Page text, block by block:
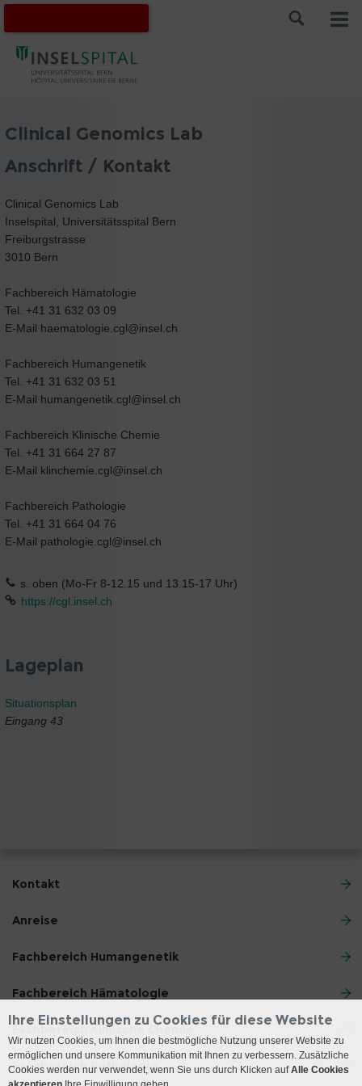
Clinical Genomics Lab
Anschrift / Kontakt
Clinical Genomics Lab
Inselspital, Universitätsspital Bern
Freiburgstrasse
3010 Bern
Fachbereich Hämatologie
Tel. +41 31 632 03 09
E-Mail haematologie.cgl@insel.ch
Fachbereich Humangenetik
Tel. +41 31 632 03 51
E-Mail humangenetik.cgl@insel.ch
Fachbereich Klinische Chemie
Tel. +41 31 664 27 87
E-Mail klinchemie.cgl@insel.ch
Fachbereich Pathologie
Tel. +41 31 664 04 76
E-Mail pathologie.cgl@insel.ch
s. oben (Mo-Fr 8-12.15 und 13.15-17 Uhr)
https://cgl.insel.ch
Lageplan
Situationsplan
Eingang 43
Kontakt
Anreise
Fachbereich Humangenetik
Fachbereich Hämatologie
Fachbereich Klinische Chemie
Fachbereich Pathologie
Ihre Einstellungen zu Cookies für diese Website
Wir nutzen Cookies, um Ihnen die bestmögliche Nutzung unserer Website zu
ermöglichen und unsere Kommunikation mit Ihnen zu verbessern. Zusätzliche
Cookies werden nur verwendet, wenn Sie uns durch Klicken aufAlle Cookies